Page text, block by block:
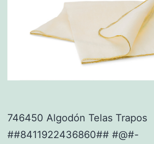
746450 Algodón Telas Trapos
##8411922436860## #@#-